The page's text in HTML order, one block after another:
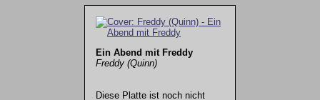
Ein Abend mit Freddy
Freddy (Quinn)
Diese Platte ist noch nicht